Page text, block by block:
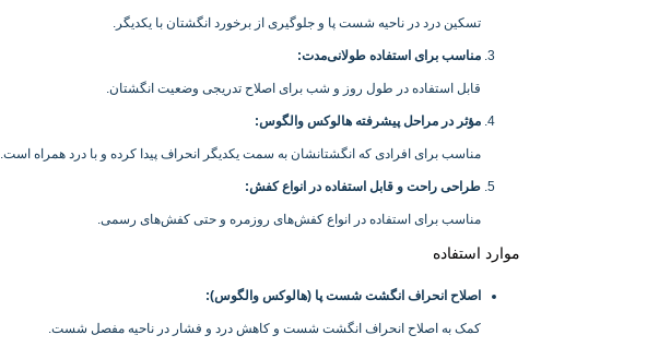
تسکین درد در ناحیه شست پا و جلوگیری از برخورد انگشتان با یکدیگر.
مناسب برای استفاده طولانی‌مدت:
قابل استفاده در طول روز و شب برای اصلاح تدریجی وضعیت انگشتان.
مؤثر در مراحل پیشرفته هالوکس والگوس:
مناسب برای افرادی که انگشتانشان به سمت یکدیگر انحراف پیدا کرده و با درد همراه است.
طراحی راحت و قابل استفاده در انواع کفش:
مناسب برای استفاده در انواع کفش‌های روزمره و حتی کفش‌های رسمی.
موارد استفاده
اصلاح انحراف انگشت شست پا (هالوکس والگوس):
کمک به اصلاح انحراف انگشت شست و کاهش درد و فشار در ناحیه مفصل شست.